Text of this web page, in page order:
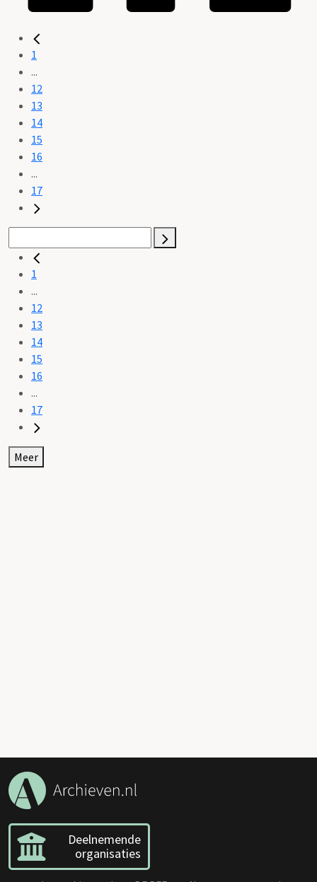
1
...
12
13
14
15
16
...
17
1
...
12
13
14
15
16
...
17
Meer
Deelnemende
organisaties